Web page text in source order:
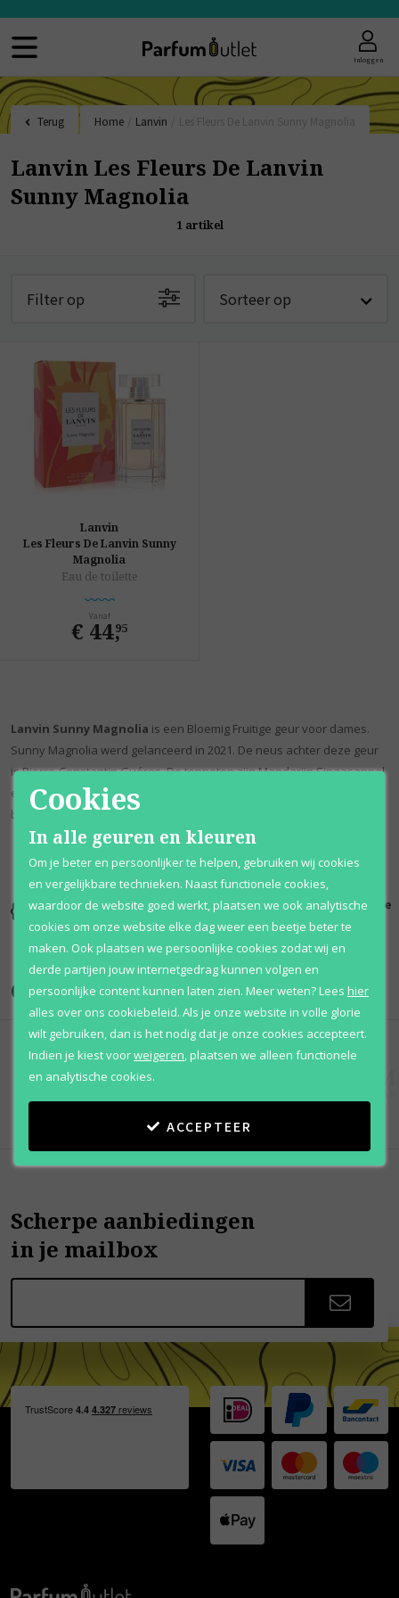
Inloggen
Terug Home Lanvin
Lanvin Les Fleurs De Lanvin
Sunny Magnolia
1 artikel
Filter op Sorteer op
Lanvin
Les Fleurs De Lanvin Sunny
Magnolia
Eau de toilette
Vanaf
€ 44,
95
Lanvin Sunny Magnolia is een Bloemig Fruitige geur voor dames.
Sunny Magnolia werd gelanceerd in 2021. De neus achter deze geur
is Pierre-Constantin Guéros. De topnoten zijn Mandarijn Sinaasappel
en Abrikoos; de middennoten zijn Chinese Osmanthus en Jasmijn; de
basisnoten zijn Witte Muskus en Vanille.
Kortingen
Al 12 jaar
100% originele
Onze merken
Scherpe aanbiedingen
in je mailbox
Cookies
In alle geuren en kleuren
Om je beter en persoonlijker te helpen, gebruiken wij cookies
en vergelijkbare technieken. Naast functionele cookies,
waardoor de website goed werkt, plaatsen we ook analytische
cookies om onze website elke dag weer een beetje beter te
maken. Ook plaatsen we persoonlijke cookies zodat wij en
derde partijen jouw internetgedrag kunnen volgen en
persoonlijke content kunnen laten zien. Meer weten?Lees hier
alles over ons cookiebeleid. Als je onze website in volle glorie
wilt gebruiken, dan is het nodig dat je onze cookies accepteert.
Indien je kiest voorweigeren plaatsen we alleen functionele
en analytische cookies.
ACCEPTEER